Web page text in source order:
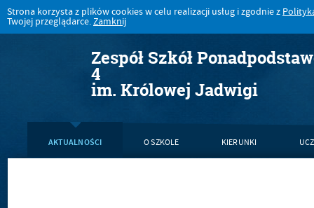
Strona korzysta z plików cookies w celu realizacji usług i zgodnie z
Twojej przeglądarce.Zamknij
Zespół Szkół
4
im. Królowej Jadwigi
AKTUALNOŚCI O SZKOLE KIERUNKI